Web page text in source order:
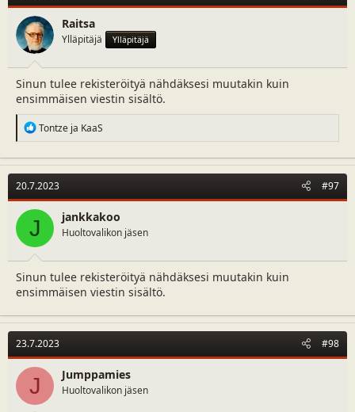
Raitsa
Ylläpitäjä Ylläpitäjä
Sinun tulee rekisteröityä nähdäksesi muutakin kuin
ensimmäisen viestin sisältö.
R
e
c
t
i
o
n
Tontze ja KaaS
20.7.2023 #97
J jankkakoo
Huoltovalikon jäsen
Sinun tulee rekisteröityä nähdäksesi muutakin kuin
ensimmäisen viestin sisältö.
23.7.2023 #98
J Jumppamies
Huoltovalikon jäsen